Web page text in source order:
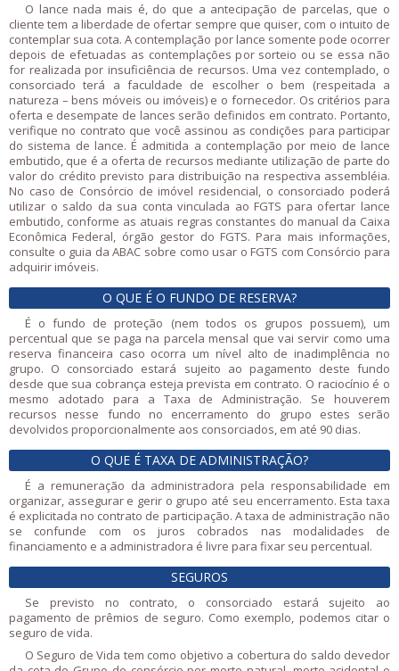
O lance nada mais é, do que a antecipação de parcelas, que o
cliente tem a liberdade de ofertar sempre que quiser, com o intuito de
contemplar sua cota. A contemplação por lance somente pode ocorrer
depois de efetuadas as contemplações por sorteio ou se essa não
for realizada por insuficiência de recursos. Uma vez contemplado, o
consorciado terá a faculdade de escolher o bem (respeitada a
natureza – bens móveis ou imóveis) e o fornecedor. Os critérios para
oferta e desempate de lances serão definidos em contrato. Portanto,
verifique no contrato que você assinou as condições para participar
do sistema de lance. É admitida a contemplação por meio de lance
embutido, que é a oferta de recursos mediante utilização de parte do
valor do crédito previsto para distribuição na respectiva assembléia.
No caso de Consórcio de imóvel residencial, o consorciado poderá
utilizar o saldo da sua conta vinculada ao FGTS para ofertar lance
embutido, conforme as atuais regras constantes do manual da Caixa
Econômica Federal, órgão gestor do FGTS. Para mais informações,
consulte o guia da ABAC sobre como usar o FGTS com Consórcio para
adquirir imóveis.
O QUE É O FUNDO DE RESERVA?
É o fundo de proteção (nem todos os grupos possuem), um
percentual que se paga na parcela mensal que vai servir como uma
reserva financeira caso ocorra um nível alto de inadimplência no
grupo. O consorciado estará sujeito ao pagamento deste fundo
desde que sua cobrança esteja prevista em contrato. O raciocínio é o
mesmo adotado para a Taxa de Administração. Se houverem
recursos nesse fundo no encerramento do grupo estes serão
devolvidos proporcionalmente aos consorciados, em até 90 dias.
O QUE É TAXA DE ADMINISTRAÇÃO?
É a remuneração da administradora pela responsabilidade em
organizar, assegurar e gerir o grupo até seu encerramento. Esta taxa
é explicitada no contrato de participação. A taxa de administração não
se confunde com os juros cobrados nas modalidades de
financiamento e a administradora é livre para fixar seu percentual.
SEGUROS
Se previsto no contrato, o consorciado estará sujeito ao
pagamento de prêmios de seguro. Como exemplo, podemos citar o
seguro de vida.
O Seguro de Vida tem como objetivo a cobertura do saldo devedor